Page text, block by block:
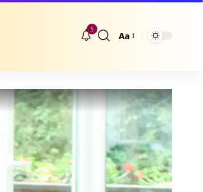
5
Größenänderung
Aa